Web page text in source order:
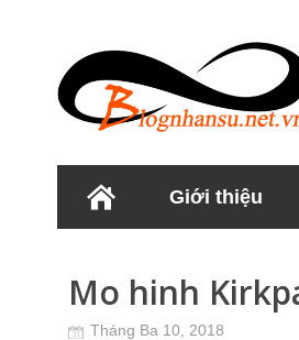
Giới thiệu
Mo hinh
Tháng Ba 10, 2018